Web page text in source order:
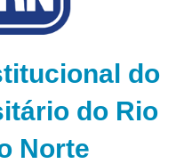
do
do Rio
Norte